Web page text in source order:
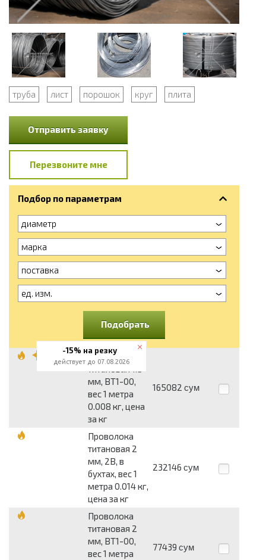
труба лист порошок круг плита
Отправить заявку
Перезвоните мне
Подбор по параметрам
диаметр
марка
поставка
ед. изм.
Подобрать
Проволока
титановая 1.5
мм, ВТ1-00,
вес 1 метра
0.008 кг, цена
за кг
165082 сум
Проволока
титановая 2
мм, 2В, в
бухтах, вес 1
метра 0.014 кг,
цена за кг
232146 сум
Проволока
титановая 2
мм, ВТ1-00,
вес 1 метра
77439 сум
-15% на резку
действует до 07.08.2026